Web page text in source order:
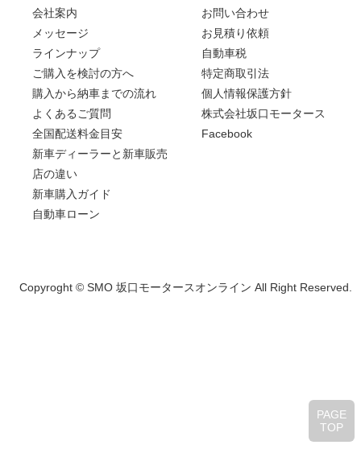
会社案内
メッセージ
ラインナップ
ご購入を検討の方へ
購入から納車までの流れ
よくあるご質問
全国配送料金目安
新車ディーラーと新車販売
店の違い
新車購入ガイド
自動車ローン
お問い合わせ
お見積り依頼
自動車税
特定商取引法
個人情報保護方針
株式会社坂口モータース
Facebook
PAGE
TOP
Copyroght © SMO 坂口モータースオンライン All Right Reserved.